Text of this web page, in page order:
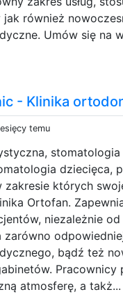
również
Umów się na
- Klinika
temu
dziecięca,
których
Ortofan.
niezależnie
zarówno
bądź też
Pracownicy
atmosferę, a takż...